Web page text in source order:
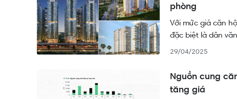
phòng
Với mức giá căn
đặc biệt là dân
không ở trung
tầng kết nối tốt,
29/04/2025
Nguồn cung
tăng giá